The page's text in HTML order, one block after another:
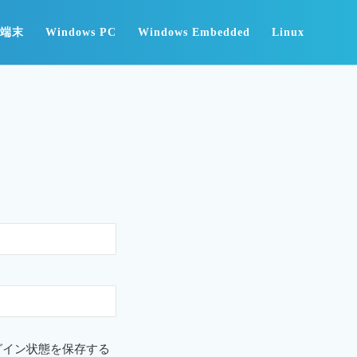
末 Windows PC Windows Embedded Linux
イン状態を保存する